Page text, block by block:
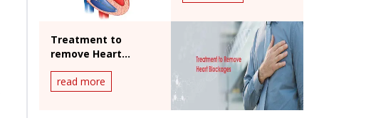
Treatment to
remove Heart
read more